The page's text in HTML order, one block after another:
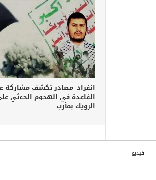
انفراد| مصادر تكشف مشاركة
القاعدة في الهجوم الحوثي
الرويك بمأرب
فيديو